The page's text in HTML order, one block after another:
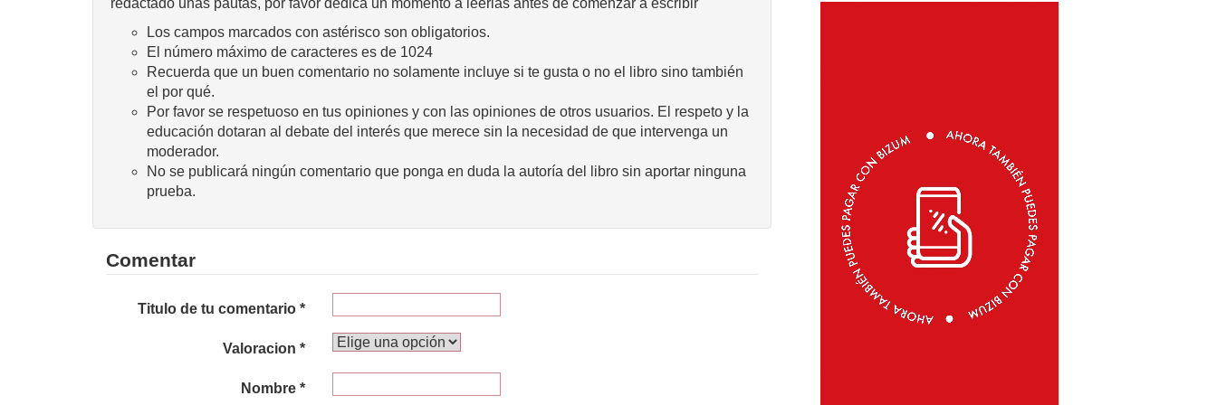
redactado unas pautas, por favor dedica un momento a leerlas antes de comenzar a escribir
Los campos marcados con astérisco son obligatorios.
El número máximo de caracteres es de 1024
Recuerda que un buen comentario no solamente incluye si te gusta o no el libro sino también
el por qué.
Por favor se respetuoso en tus opiniones y con las opiniones de otros usuarios. El respeto y la
educación dotaran al debate del interés que merece sin la necesidad de que intervenga un
moderador.
No se publicará ningún comentario que ponga en duda la autoría del libro sin aportar ninguna
prueba.
Comentar
Titulo de tu comentario *
Valoracion *
Nombre *